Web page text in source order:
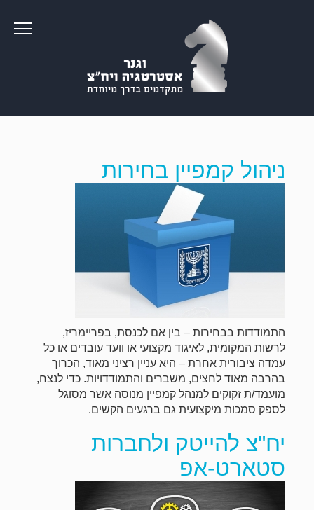
ניהול קמפיין בחירות
התמודדות בבחירות – בין אם לכנסת, בפריימריז,
לרשות המקומית, לאיגוד מקצועי או וועד עובדים או כל
עמדה ציבורית אחרת – היא עניין רציני מאוד, הכרוך
בהרבה מאוד לחצים, משברים והתמודדויות. כדי לנצח,
מועמד/ת זקוקים למנהל קמפיין מנוסה אשר מסוגל
לספק סמכות מיקצועית גם ברגעים הקשים.
יח"צ להייטק ולחברות
סטארט-אפ